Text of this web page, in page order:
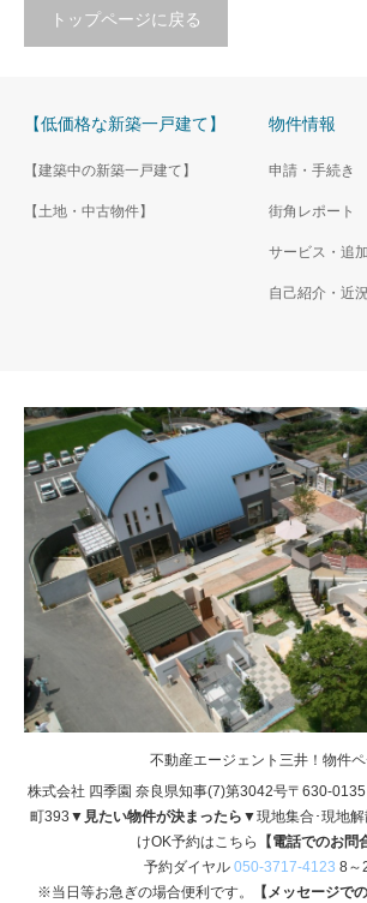
トップページに戻る
【低価格な新築一戸建て】
【建築中の新築一戸建て】
【土地・中古物件】
物件情報
申請・手続き
街角レポート
サービス・追
自己紹介・近
不動産エージェント三井！物件ペ
株式会社 四季園 奈良県知事(7)第3042号〒630-
町393 ▼見たい物件が決まったら▼現地集合･現地
けOK予約はこちら
【電話でのお問
予約ダイヤル 050-3717-4123 8～
※当日等お急ぎの場合便利です。
【メッセージで